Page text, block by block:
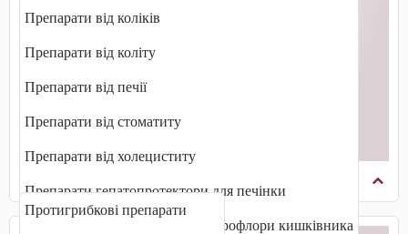
Препарати від коліків
Препарати від коліту
Препарати від печії
Препарати від стоматиту
Препарати від холециститу
Препарати гепатопротектори для печінки
Препарати для відновлення мікрофлори кишківника
Протигрибкові препарати